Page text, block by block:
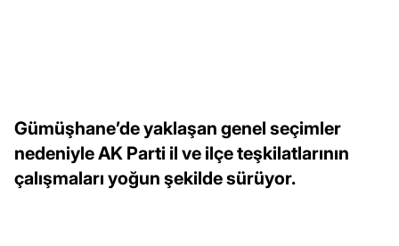
Gümüşhane’de yaklaşan genel seçimler
nedeniyle AK Parti il ve ilçe teşkilatlarının
çalışmaları yoğun şekilde sürüyor.